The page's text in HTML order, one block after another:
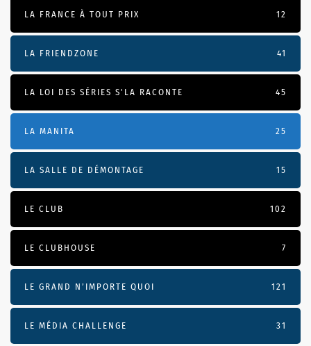
LA FRANCE À TOUT PRIX 12
LA FRIENDZONE 41
LA LOI DES SÉRIES S'LA RACONTE 45
LA MANITA 25
LA SALLE DE DÉMONTAGE 15
LE CLUB 102
LE CLUBHOUSE 7
LE GRAND N’IMPORTE QUOI 121
LE MÉDIA CHALLENGE 31